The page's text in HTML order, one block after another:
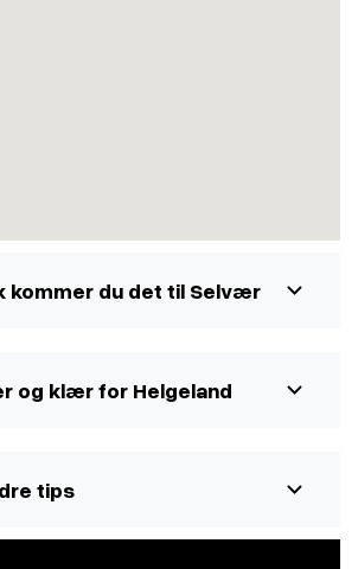
kommer du det til Selvær
og klær for Helgeland
tips